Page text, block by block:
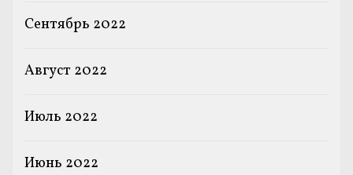
Сентябрь 2022
Август 2022
Июль 2022
Июнь 2022